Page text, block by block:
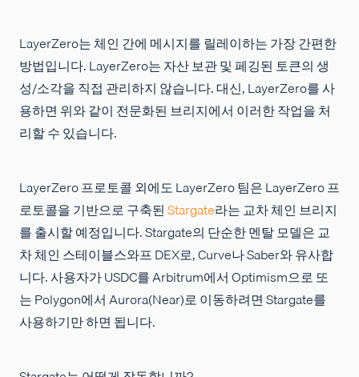
LayerZero는 체인 간에 메시지를 릴레이하는 가장 간편한
방법입니다. LayerZero는 자산 보관 및 페깅된 토큰의 생
성/소각을 직접 관리하지 않습니다. 대신, LayerZero를 사
용하면 위와 같이 전문화된 브리지에서 이러한 작업을 처
리할 수 있습니다.
LayerZero 프로토콜 외에도 LayerZero 팀은 LayerZero 프
로토콜을 기반으로 구축된Stargate라는 교차 체인 브리지
를 출시할 예정입니다. Stargate의 단순한 멘탈 모델은 교
차 체인 스테이블스와프 DEX로, Curve나 Saber와 유사합
니다. 사용자가 USDC를 Arbitrum에서 Optimism으로 또
는 Polygon에서 Aurora(Near)로 이동하려면 Stargate를
사용하기만 하면 됩니다.